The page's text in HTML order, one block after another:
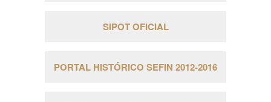
SIPOT OFICIAL
PORTAL HISTÓRICO SEFIN 2012-2016